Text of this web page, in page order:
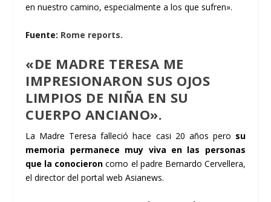
en nuestro camino, especialmente a los que sufren».
Fuente: Rome reports.
«DE MADRE TERESA ME
IMPRESIONARON SUS OJOS
LIMPIOS DE NIÑA EN SU
CUERPO ANCIANO».
La Madre Teresa falleció hace casi 20 años pero su
memoria permanece muy viva en las personas
que la conocieron como el padre Bernardo Cervellera,
el director del portal web Asianews.